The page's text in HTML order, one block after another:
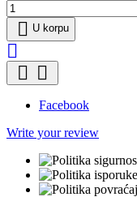
 U korpu

 
Facebook
Write your review